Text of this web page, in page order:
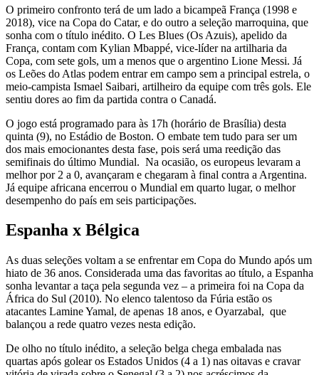
O primeiro confronto terá de um lado a bicampeã França (1998 e
2018), vice na Copa do Catar, e do outro a seleção marroquina, que
sonha com o título inédito. O Les Blues (Os Azuis), apelido da
França, contam com Kylian Mbappé, vice-líder na artilharia da
Copa, com sete gols, um a menos que o argentino Lione Messi. Já
os Leões do Atlas podem entrar em campo sem a principal estrela, o
meio-campista Ismael Saibari, artilheiro da equipe com três gols. Ele
sentiu dores ao fim da partida contra o Canadá.
O jogo está programado para às 17h (horário de Brasília) desta
quinta (9), no Estádio de Boston. O embate tem tudo para ser um
dos mais emocionantes desta fase, pois será uma reedição das
semifinais do último Mundial. Na ocasião, os europeus levaram a
melhor por 2 a 0, avançaram e chegaram à final contra a Argentina.
Já equipe africana encerrou o Mundial em quarto lugar, o melhor
desempenho do país em seis participações.
Espanha x Bélgica
As duas seleções voltam a se enfrentar em Copa do Mundo após um
hiato de 36 anos. Considerada uma das favoritas ao título, a Espanha
sonha levantar a taça pela segunda vez – a primeira foi na Copa da
África do Sul (2010). No elenco talentoso da Fúria estão os
atacantes Lamine Yamal, de apenas 18 anos, e Oyarzabal, que
balançou a rede quatro vezes nesta edição.
De olho no título inédito, a seleção belga chega embalada nas
quartas após golear os Estados Unidos (4 a 1) nas oitavas e cravar